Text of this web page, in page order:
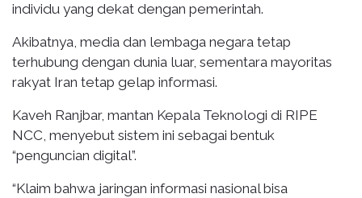
individu yang dekat dengan pemerintah.
Akibatnya, media dan lembaga negara tetap
terhubung dengan dunia luar, sementara mayoritas
rakyat Iran tetap gelap informasi.
Kaveh Ranjbar, mantan Kepala Teknologi di RIPE
NCC, menyebut sistem ini sebagai bentuk
“penguncian digital”.
“Klaim bahwa jaringan informasi nasional bisa